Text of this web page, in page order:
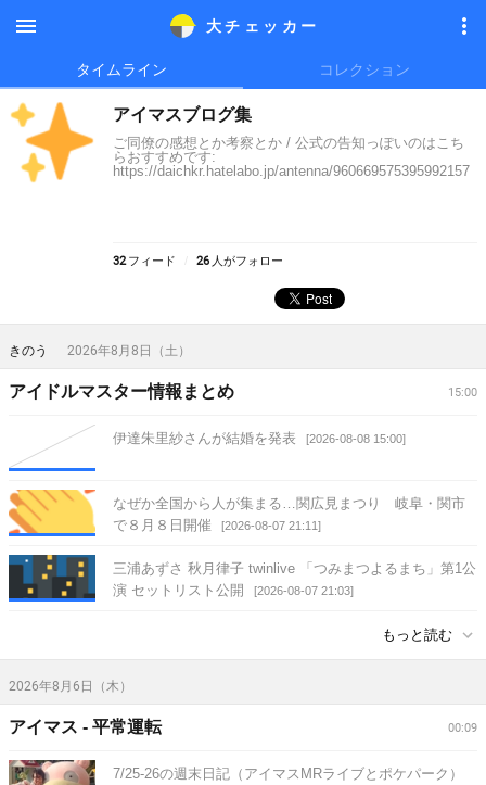
大チェッカ ー
アイマスブログ集
ご同僚の感想とか考察とか / 公式の告知っぽいのはこち
らおすすめです:
https://daichkr.hatelabo.jp/antenna/960669575395992157
32 フィード 26 人がフォロー
タイムライン コレクション
きのう 2026年8月8日（土）
15:00
アイドルマスター情報まとめ
伊達朱里紗さんが結婚を発表 [2026-08-08 15:00]
なぜか全国から人が集まる…関広見まつり 岐阜・関市
で８月８日開催
[2026-08-07 21:11]
三浦あずさ 秋月律子 twinlive 「つみまつよるまち」第1公
演 セットリスト公開
[2026-08-07 21:03]
もっと読む
2026年8月6日（木）
00:09
アイマス - 平常運転
7/25-26の週末日記（アイマスMRライブとポケパーク）